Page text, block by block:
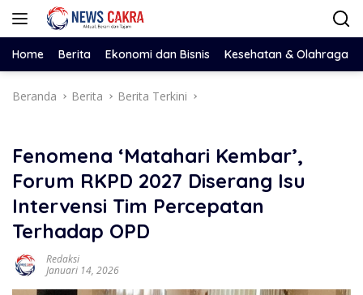
Langsung
Home Berita Ekonomi dan Bisnis Kesehatan & Olahraga
Beranda Berita Berita Terkini
Fenomena ‘Matahari Kembar’,
Forum RKPD 2027 Diserang Isu
Intervensi Tim Percepatan
Terhadap OPD
Redaksi
Januari 14, 2026